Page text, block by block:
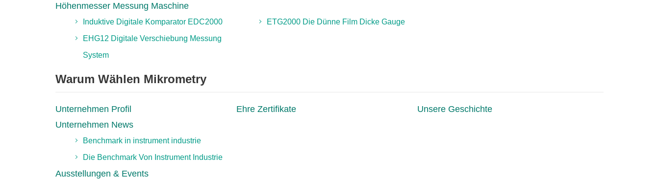
Höhenmesser Messung Maschine
Induktive Digitale Komparator EDC2000
EHG12 Digitale Verschiebung Messung
System
ETG2000 Die Dünne Film Dicke Gauge
Warum Wählen Mikrometry
Unternehmen Profil Ehre Zertifikate
Unsere Geschichte
Unternehmen News
Benchmark in instrument industrie
Die Benchmark Von Instrument Industrie
Ausstellungen & Events